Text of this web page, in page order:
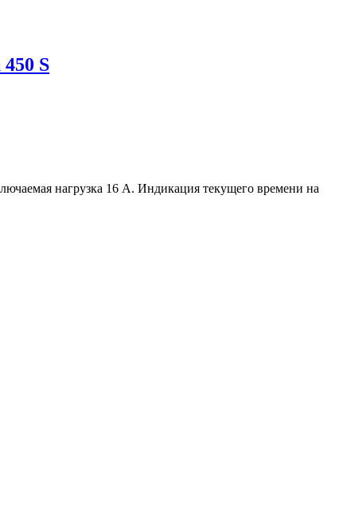
S
нагрузка 16 А. Индикация текущего времени на